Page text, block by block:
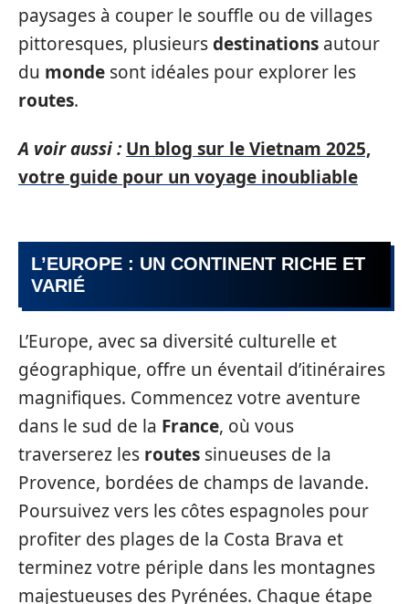
paysages à couper le souffle ou de villages
pittoresques, plusieursdestinations autour
du monde sont idéales pour explorer les
routes.
A voir aussi : Un blog sur le Vietnam 2025,
votre guide pour un voyage inoubliable
L’EUROPE : UN CONTINENT RICHE ET
VARIÉ
L’Europe, avec sa diversité culturelle et
géographique, offre un éventail d’itinéraires
magnifiques. Commencez votre aventure
dans le sud de la France, où vous
traverserez les routes sinueuses de la
Provence, bordées de champs de lavande.
Poursuivez vers les côtes espagnoles pour
profiter des plages de la Costa Brava et
terminez votre périple dans les montagnes
majestueuses des Pyrénées. Chaque étape